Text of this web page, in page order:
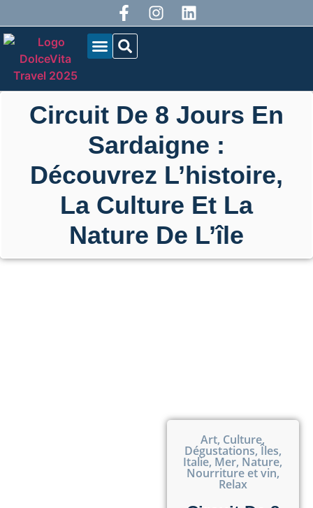
Circuit De 8 Jours En
Sardaigne :
Découvrez L’histoire,
La Culture Et La
Nature De L’île
Art, Culture,
Dégustations,Îles,
Italie, Mer, Nature,
Nourriture et vin,
Relax